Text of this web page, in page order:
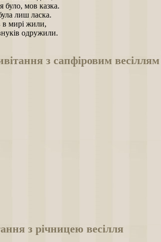
мов казка.
лиш ласка.
в мирі жили,
одружили.
з сапфіровим весіллям
з річницею весілля